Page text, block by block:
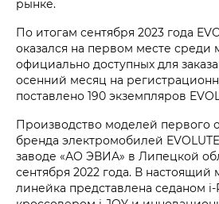
рынке.
По итогам сентября 2023 года
оказался на первом месте среди
официально доступных для
осенний месяц на
поставлено 190 экземпляров
Производство моделей первого
бренда электромобилей
заводе «АО ЭВИА» в Липецкой
сентября 2022 года. В настоящий
линейка представлена седаном